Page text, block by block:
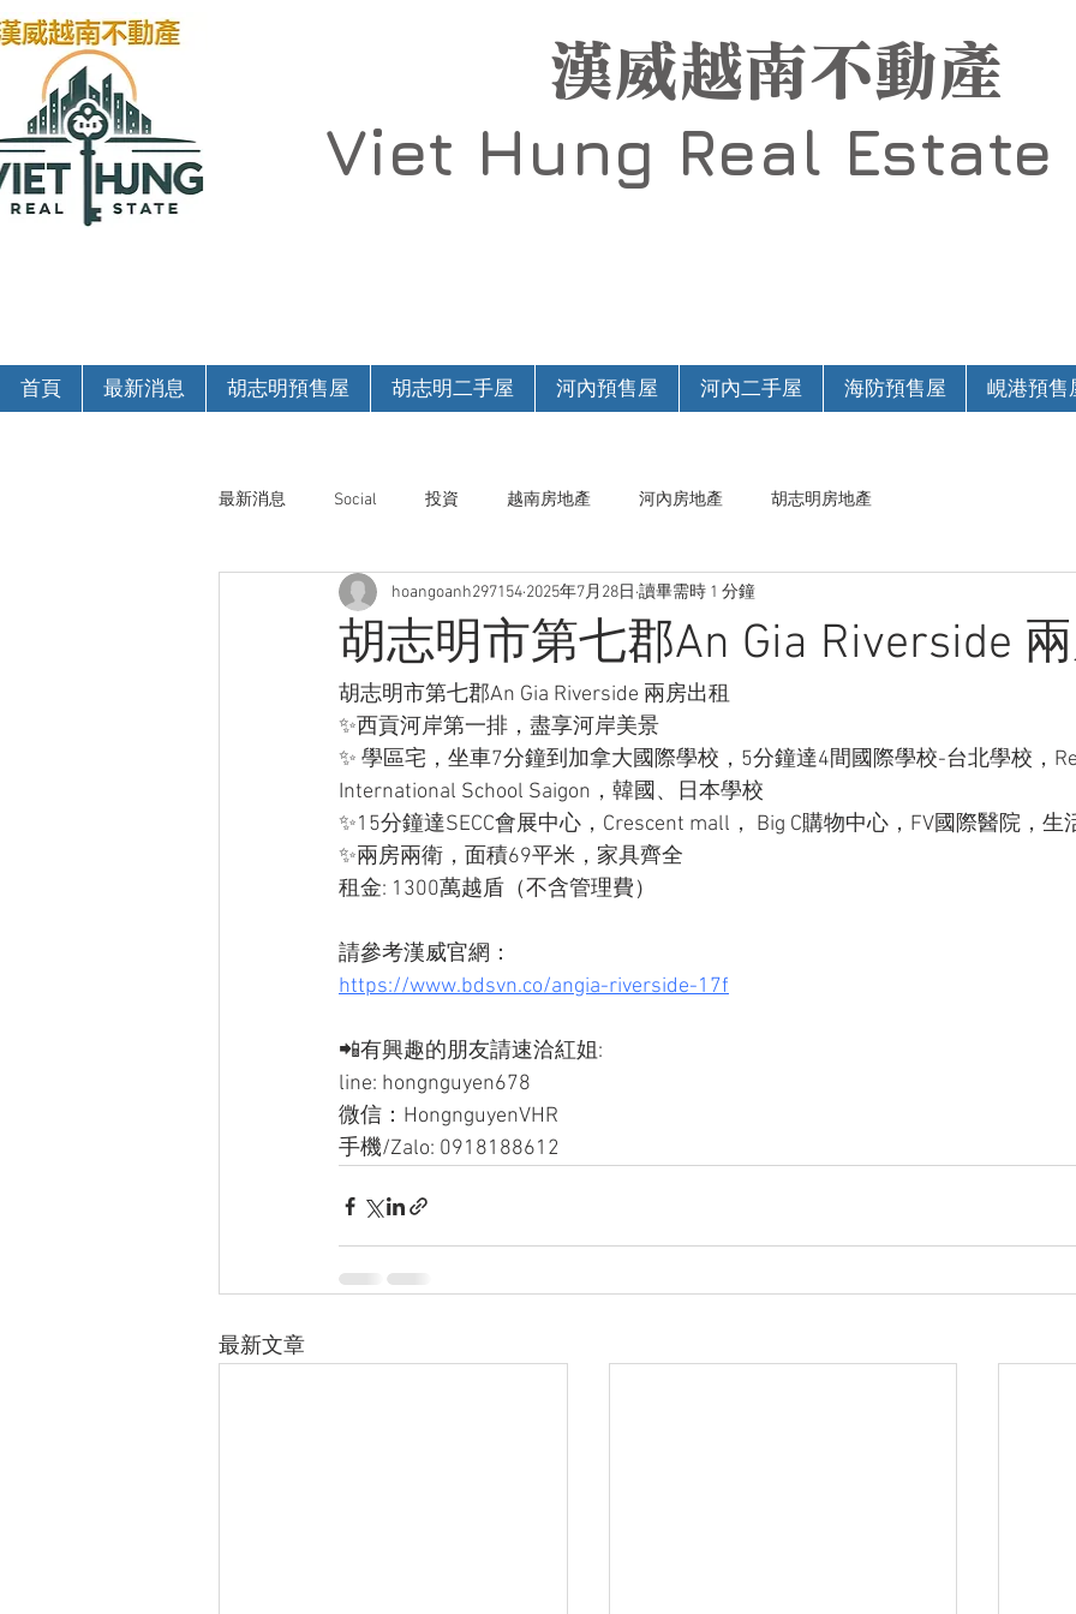
漢威越南不動產
Viet Hung Real Estate
首頁 最新消息 胡志明預售屋 胡志明二手屋 河內預售屋 河內二手屋 海防預售屋 峴港預售
最新消息 Social 投資 越南房地產 河內房地產 胡志明房地產
胡志明市第七郡An Gia Riverside
hoangoanh297154 2025年7月28日 讀畢需時 1 分鐘
胡志明市第七郡An Gia Riverside 兩房出租
✨西貢河岸第一排，盡享河岸美景
✨ 學區宅，坐車7分鐘到加拿大國際學校，5分鐘達4間國際學校-台北學校，
International School Saigon，韓國、日本學校
✨15分鐘達SECC會展中心，Crescent mall， Big C購物中心，FV國際醫院，生
✨兩房兩衛，面積69平米，家具齊全
租金: 1300萬越盾（不含管理費）
請參考漢威官網：
https://www.bdsvn.co/angia-riverside-17f
📲有興趣的朋友請速洽紅姐:
line: hongnguyen678
微信：HongnguyenVHR
手機/Zalo: 0918188612
最新文章